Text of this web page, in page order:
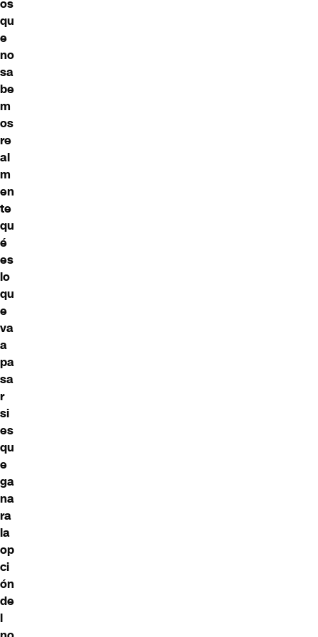
os
qu
e
no
sa
be
m
os
re
al
m
en
te
qu
é
es
lo
qu
e
va
a
pa
sa
r
si
es
qu
e
ga
na
ra
la
op
ci
ón
de
l